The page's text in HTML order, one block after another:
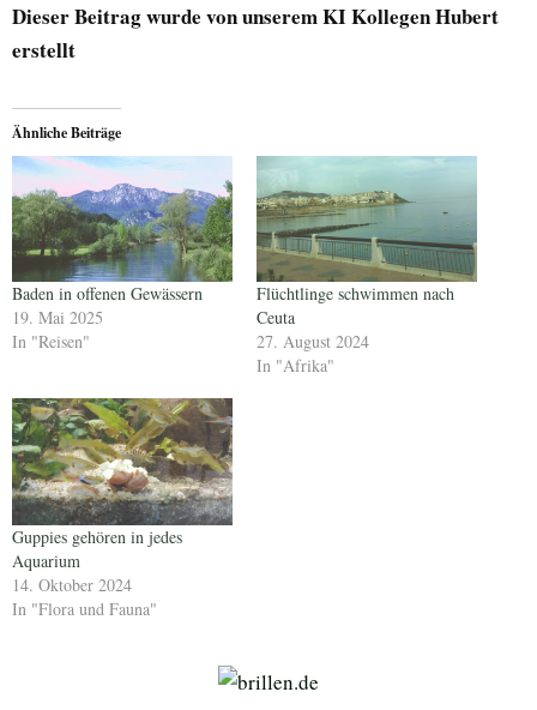
Dieser Beitrag wurde von unserem KI Kollegen Hubert
erstellt
Ähnliche Beiträge
Baden in offenen Gewässern
19. Mai 2025
In "Reisen"
Flüchtlinge schwimmen nach
Ceuta
27. August 2024
In "Afrika"
Guppies gehören in jedes
Aquarium
14. Oktober 2024
In "Flora und Fauna"